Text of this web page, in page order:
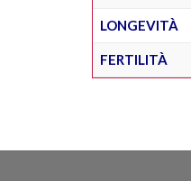
LONGEVITÀ
FERTILITÀ